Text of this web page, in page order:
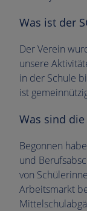
Was ist der
Der Verein
unsere
in der Schule
ist
Was sind die
Begonnen
und
von
Arbeitsmarkt